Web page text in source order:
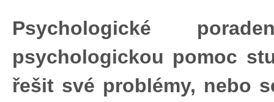
Psychologické
psychologickou pomoc
řešit své problémy, nebo